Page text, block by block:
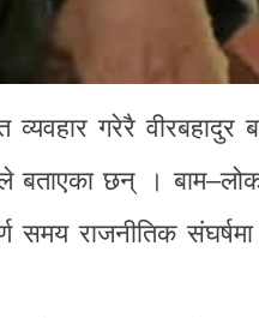
व्यवहार गरेरै वीरबहादुर
बताएका छन् ।
समय राजनीतिक